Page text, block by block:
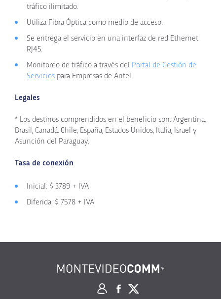
tráfico ilimitado.
Utiliza Fibra Óptica como medio de acceso.
Se entrega el servicio en una interfaz de red Ethernet
RJ45.
Monitoreo de tráfico a través del
Portal de Gestión de
Servicios para Empresas de Antel.
Legales
* Los destinos comprendidos en el beneficio son: Argentina,
Brasil, Canadá, Chile, España, Estados Unidos, Italia, Israel y
Asunción del Paraguay.
Tasa de conexión
Inicial: $ 3789 + IVA
Diferida: $ 7578 + IVA